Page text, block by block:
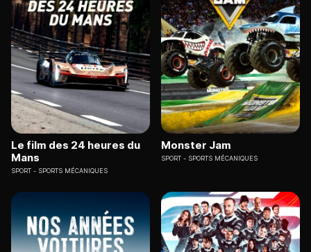
Le film des 24 heures du
Mans
SPORT SPORTS MÉCANIQUES
Monster Jam
SPORT SPORTS MÉCANIQUES